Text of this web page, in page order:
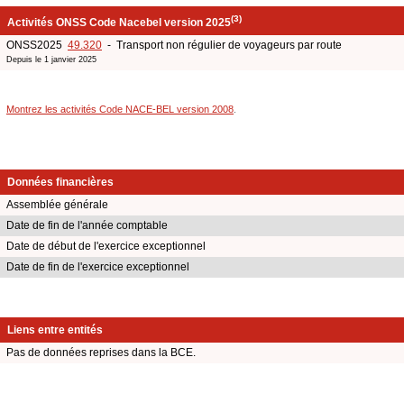
Activités ONSS Code Nacebel version 2025(3)
ONSS2025 49.320 - Transport non régulier de voyageurs par route
Depuis le 1 janvier 2025
Montrez les activités Code NACE-BEL version 2008
Données financières
Assemblée générale
Date de fin de l'année comptable
Date de début de l'exercice exceptionnel
Date de fin de l'exercice exceptionnel
Liens entre entités
Pas de données reprises dans la BCE.